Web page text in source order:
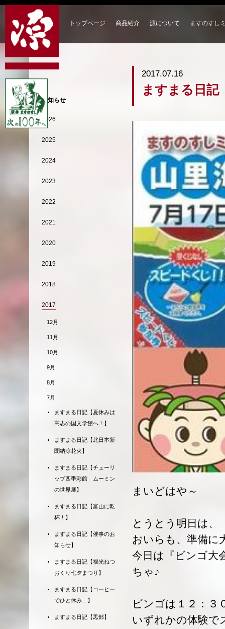
トップページ 商品紹介 源について ますのすし
2017.07.16
ますまる日記
まいどはや～
とうとう明日は、
おいらも、準備に
今日は『ビンゴ大
ちゃ♪
ビンゴは１２：３
いずれかの体験で
お知らせ
2026
2025
2024
2023
2022
2021
2020
2019
2018
2017
12月
11月
10月
9月
8月
7月
ますまる日記【夏休みは
高志の国文学館へ！】
ますまる日記【北日本新
聞納涼花火】
ますまる日記【チューリ
ップ四季彩館 ムーミン
の世界展】
ますまる日記【富山に乾
杯！】
ますまる日記【催事のお
知らせ】
ますまる日記【福光ねつ
おくり七夕まつり】
ますまる日記【コーヒー
でひと休み…】
ますまる日記【黒部】